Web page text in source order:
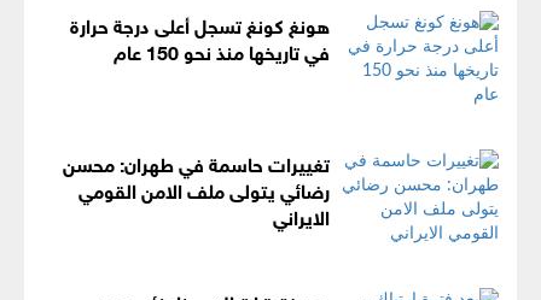
هونغ كونغ تسجل أعلى درجة حرارة
في تاريخها منذ نحو 150 عام
تغييرات حاسمة في طهران: محسن
رضائي يتولى ملف الامن القومي
الايراني